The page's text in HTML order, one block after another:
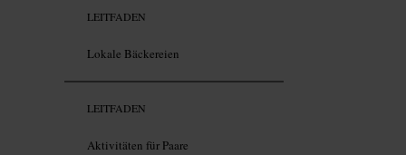
LEITFADEN
Lokale Bäckereien
LEITFADEN
Aktivitäten für Paare